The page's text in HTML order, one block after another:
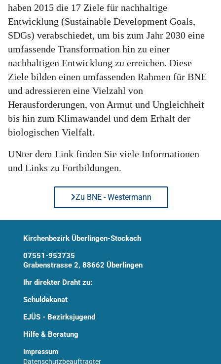
haben 2015 die 17 Ziele für nachhaltige
Entwicklung (Sustainable Development Goals,
SDGs) verabschiedet, um bis zum Jahr 2030 eine
umfassende Transformation hin zu einer
nachhaltigen Entwicklung zu erreichen. Diese
Ziele bilden einen umfassenden Rahmen für BNE
und adressieren eine Vielzahl von
Herausforderungen, von Armut und Ungleichheit
bis hin zum Klimawandel und dem Erhalt der
biologischen Vielfalt.
UNter dem Link finden Sie viele Informationen
und Links zu Fortbildungen.
Zu BNE - Westermann
Kirchenbezirk Überlingen-Stockach
07551-953735
Grabenstrasse 2, 88662 Überlingen
Ihr direkter Draht zu:
Schuldekanat
EJÜS - Bezirksjugend
Hilfe & Beratung
Impressum
Datenschutzbeauftragter